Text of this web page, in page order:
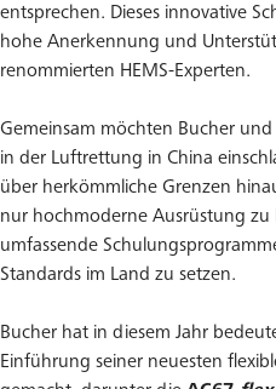
entsprechen. Dieses innovative
hohe Anerkennung und
renommierten HEMS-Experten.
Gemeinsam möchten Bucher
in der Luftrettung in China
über herkömmliche Grenzen
nur hochmoderne Ausrüstung
umfassende
Standards im Land zu setzen.
Bucher hat in diesem Jahr
Einführung seiner neuesten